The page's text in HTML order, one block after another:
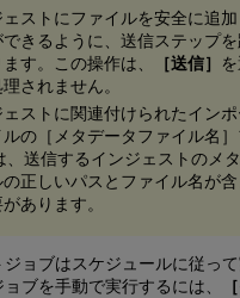
ェストにファイルを安全に追
できるように、送信ステップ
す。この操作は、
［送信］
されません。
ェストに関連付けられたイン
ルの［メタデータファイル名
、送信するインジェストのメ
の正しいパスとファイル名が
あります。
ョブはスケジュールに従っ
ブを手動で実行するには、